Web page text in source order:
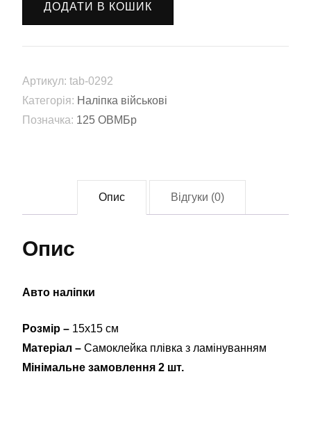
бригада
(125
ОВМБр)
ДОДАТИ В КОШИК
Артикул: tab-0292
Категорія: Наліпка військові
Позначка: 125 ОВМБр
Опис Відгуки (0)
Опис
Авто наліпки
Розмір – 15х15 см
Матеріал – Самоклейка плівка з ламінуванням
Мінімальне замовлення 2 шт.